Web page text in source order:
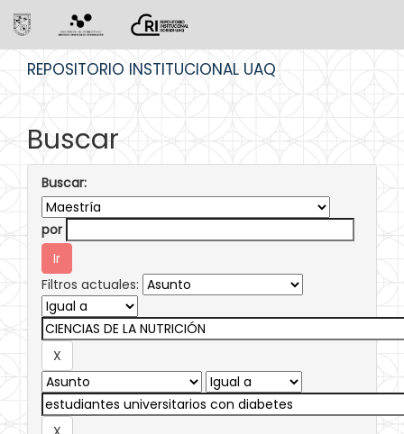
REPOSITORIO INSTITUCIONAL UAQ
Buscar
Buscar:
por
Filtros actuales: